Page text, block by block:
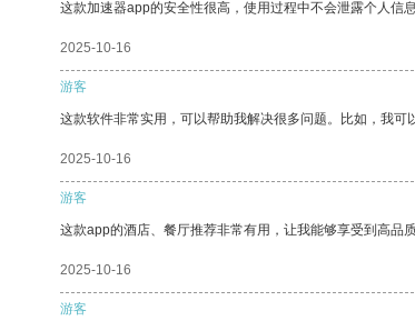
这款加速器app的安全性很高，使用过程中不会泄露个人信
2025-10-16
游客
这款软件非常实用，可以帮助我解决很多问题。比如，我可
2025-10-16
游客
这款app的酒店、餐厅推荐非常有用，让我能够享受到高品质
2025-10-16
游客